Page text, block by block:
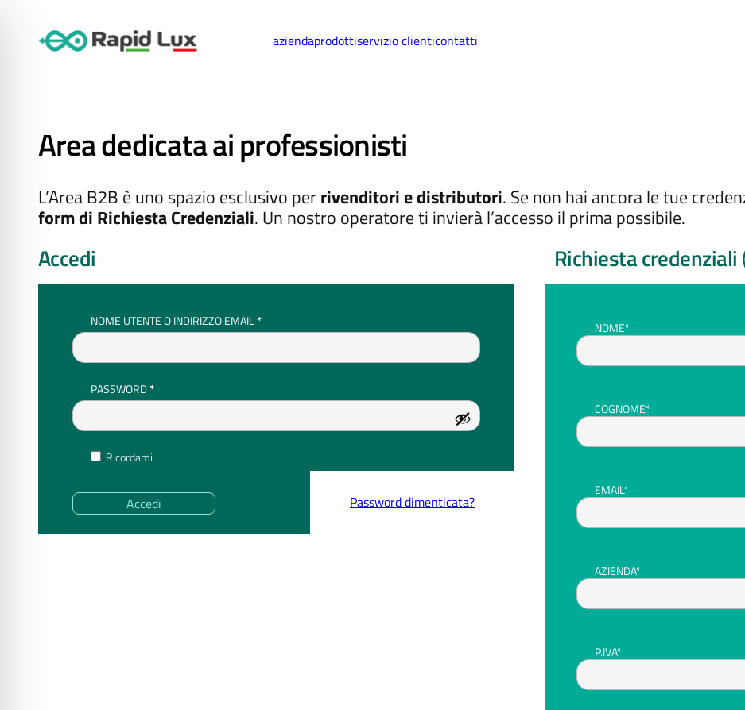
aziendaprodottiservizio clienticontatti
Area dedicata ai professionisti
L’Area B2B è uno spazio esclusivo perrivenditori e distributori. Se non hai ancora le tue
form di Richiesta Credenziali. Un nostro operatore ti invierà l’accesso il prima possibile.
Accedi
NOME UTENTE O INDIRIZZO EMAIL*RICHIESTO
PASSWORD*RICHIESTO
Ricordami
Accedi Password dimenticata?
Richiesta credenziali
NOME*
COGNOME*
EMAIL*
AZIENDA*
P.IVA*